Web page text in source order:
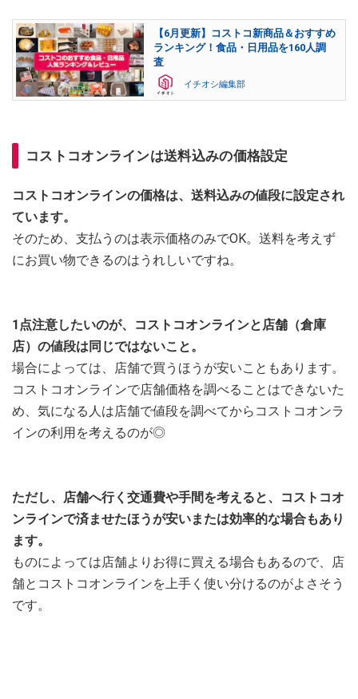
【6月更新】コストコ新商品＆おすすめ
ランキング！食品・日用品を160人調
査
イチオシ編集部
コストコオンラインは送料込みの価格設定
コストコオンラインの価格は、送料込みの値段に設定され
ています。
そのため、支払うのは表示価格のみでOK。送料を考えず
にお買い物できるのはうれしいですね。
1点注意したいのが、コストコオンラインと店舗（倉庫
店）の値段は同じではないこと。
場合によっては、店舗で買うほうが安いこともあります。
コストコオンラインで店舗価格を調べることはできないた
め、気になる人は店舗で値段を調べてからコストコオンラ
インの利用を考えるのが◎
ただし、店舗へ行く交通費や手間を考えると、コストコオ
ンラインで済ませたほうが安いまたは効率的な場合もあり
ます。
ものによっては店舗よりお得に買える場合もあるので、店
舗とコストコオンラインを上手く使い分けるのがよさそう
です。